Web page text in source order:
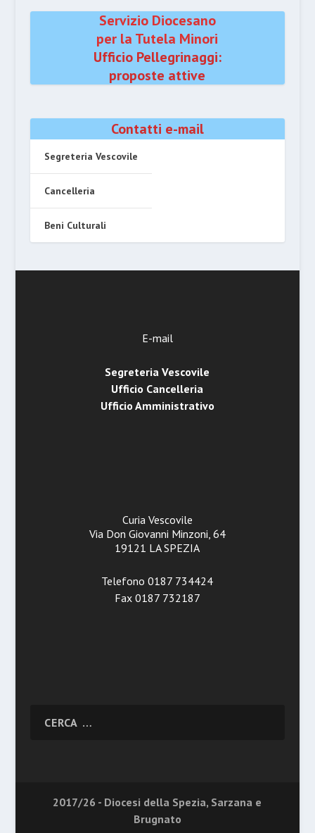
Servizio Diocesano
per la Tutela Minori
Ufficio Pellegrinaggi:
proposte attive
Contatti e-mail
Segreteria Vescovile
Cancelleria
Beni Culturali
E-mail
Segreteria Vescovile
Ufficio Cancelleria
Ufficio Amministrativo
Curia Vescovile
Via Don Giovanni Minzoni, 64
19121 LA SPEZIA
Telefono 0187 734424
Fax 0187 732187
2017/26 - Diocesi della Spezia, Sarzana e
Brugnato